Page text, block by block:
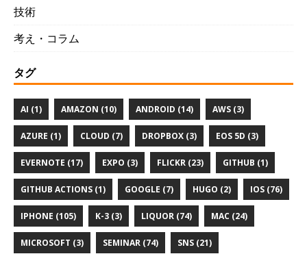
技術
考え・コラム
タグ
AI (1) AMAZON (10) ANDROID (14) AWS (3)
AZURE (1) CLOUD (7) DROPBOX (3) EOS 5D (3)
EVERNOTE (17) EXPO (3) FLICKR (23) GITHUB (1)
GITHUB ACTIONS (1) GOOGLE (7) HUGO (2) IOS (76)
IPHONE (105) K-3 (3) LIQUOR (74) MAC (24)
MICROSOFT (3) SEMINAR (74) SNS (21)